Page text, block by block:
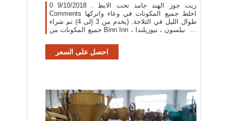
زيت جوز الهند جامد تحت الابط . 9/10/2018 0
Comments اخلط جميع المكونات في وعاء واتركها
طوال الليل في الثلاجة. (يخدم من 3 إلى 4) تم شراء
جميع المكونات من Binn Inn في نيلسون ، نيوزيلندا ،
هذا
احصل على السعر